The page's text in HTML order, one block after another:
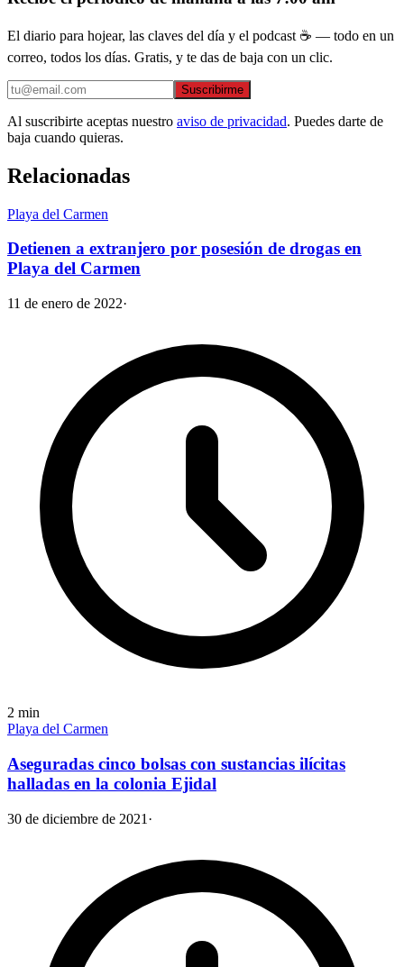
El diario para hojear, las claves del día y el podcast ☕ — todo en un
correo, todos los días. Gratis, y te das de baja con un clic.
Suscribirme
Al suscribirte aceptas nuestro aviso de privacidad. Puedes darte de
baja cuando quieras.
Relacionadas
Playa del Carmen
Detienen a extranjero por posesión de drogas en
Playa del Carmen
11 de enero de 2022·
2 min
Playa del Carmen
Aseguradas cinco bolsas con sustancias ilícitas
halladas en la colonia Ejidal
30 de diciembre de 2021 ·